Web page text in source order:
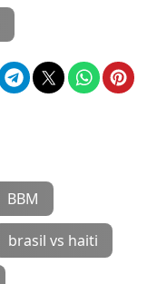
BBM
brasil vs haiti